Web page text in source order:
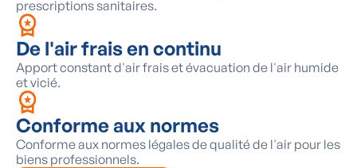
prescriptions sanitaires.
De l'air frais en continu
Apport constant d'air frais et évacuation de l'air humide
et vicié.
Conforme aux normes
Conforme aux normes légales de qualité de l'air pour les
biens professionnels.